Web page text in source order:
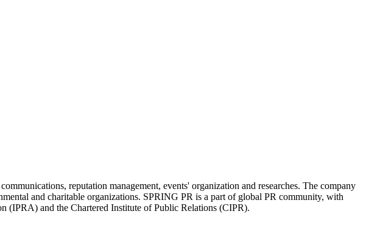
reputation management, events' organization and researches. The company
and charitable organizations. SPRING PR is a part of global PR community, with
(IPRA) and the Chartered Institute of Public Relations (CIPR).